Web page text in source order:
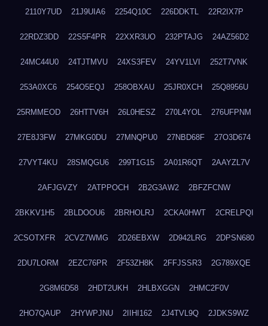
2110Y7UD 21J9UIA6 2254Q10C 226DDKTL 22R2IX7P
22RDZ3DD 22S5F4PR 22XXR3UO 232PTAJG 24AZ56D2
24MC44U0 24TJTMVU 24XS3FEV 24YV1LVI 252T7VNK
253A0XC6 254O5EQJ 258OBXAU 25JR0XCH 25Q8956U
25RMMEOD 26HTTV6H 26L0HESZ 270L4YOL 276UFPNM
27E8J3FW 27MKG0DU 27MNQPU0 27NBD68F 27O3D674
27VYT4KU 28SMQGU6 299T1G15 2A01R6QT 2AAYZL7V
2AFJGVZY 2ATPPOCH 2B2G3AW2 2BFZFCNW
2BKKV1H5 2BLDOOU6 2BRHOLRJ 2CKA0HWT 2CRELPQI
2CSOTXFR 2CVZ7WMG 2D26EBXW 2D942LRG 2DPSN680
2DU7LORM 2EZC76PR 2F53ZH8K 2FFJSSR3 2G789XQE
2G8M6D58 2HDT2UKH 2HLBXGGN 2HMC2F0V
2HO7QAUP 2HYWPJNU 2IIHI162 2J4TVL9Q 2JDKS9WZ